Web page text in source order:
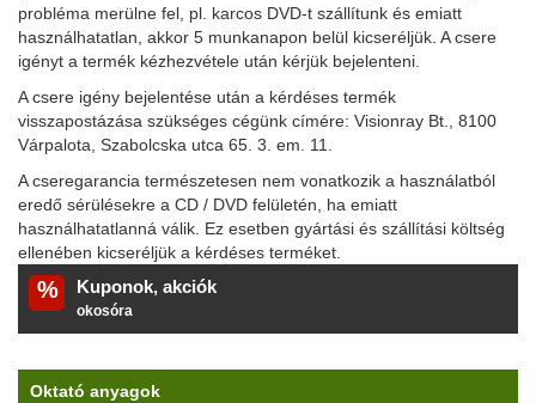
probléma merülne fel, pl. karcos DVD-t szállítunk és emiatt
használhatatlan, akkor 5 munkanapon belül kicseréljük. A csere
igényt a termék kézhezvétele után kérjük bejelenteni.
A csere igény bejelentése után a kérdéses termék
visszapostázása szükséges cégünk címére: Visionray Bt., 8100
Várpalota, Szabolcska utca 65. 3. em. 11.
A cseregarancia természetesen nem vonatkozik a használatból
eredő sérülésekre a CD / DVD felületén, ha emiatt
használhatatlanná válik. Ez esetben gyártási és szállítási költség
ellenében kicseréljük a kérdéses terméket.
% Kuponok, akciók
okosóra
Oktató anyagok